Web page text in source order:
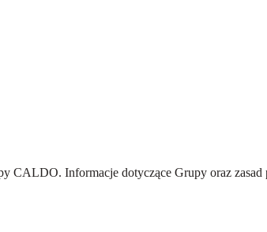
CALDO. Informacje dotyczące Grupy oraz